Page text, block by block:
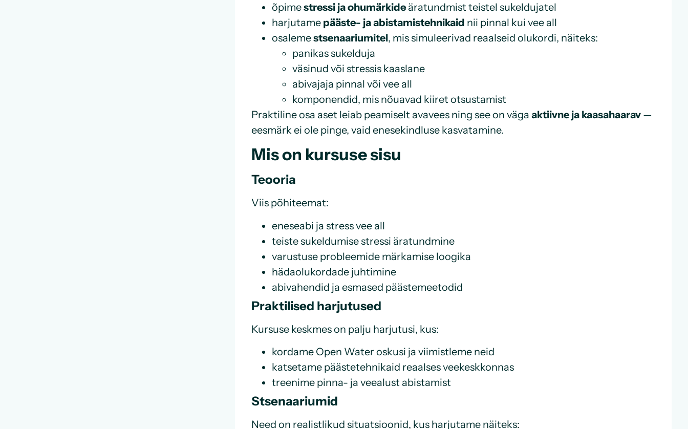
õpimestressi ja ohumärkideäratundmist teistel sukeldujatel
harjutame pääste- ja abistamistehnikaid nii pinnal kui vee all
osalemestsenaariumitel, mis simuleerivad reaalseid olukordi, näiteks:
panikas sukelduja
väsinud või stressis kaaslane
abivajaja pinnal või vee all
komponendid, mis nõuavad kiiret otsustamist
Praktiline osa aset leiab peamiselt avavees ning see on väga aktiivne ja kaasahaarav—
eesmärk ei ole pinge, vaid enesekindluse kasvatamine.
Mis on kursuse sisu
Teooria
Viis põhiteemat:
eneseabi ja stress vee all
teiste sukeldumise stressi äratundmine
varustuse probleemide märkamise loogika
hädaolukordade juhtimine
abivahendid ja esmased päästemeetodid
Praktilised harjutused
Kursuse keskmes on palju harjutusi, kus:
kordame Open Water oskusi ja viimistleme neid
katsetame päästetehnikaid reaalses veekeskkonnas
treenime pinna- ja veealust abistamist
Stsenaariumid
Need on realistlikud situatsioonid, kus harjutame näiteks: